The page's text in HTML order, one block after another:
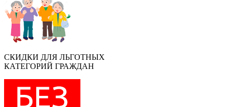
СКИДКИ ДЛЯ ЛЬГОТНЫХ
КАТЕГОРИЙ ГРАЖДАН